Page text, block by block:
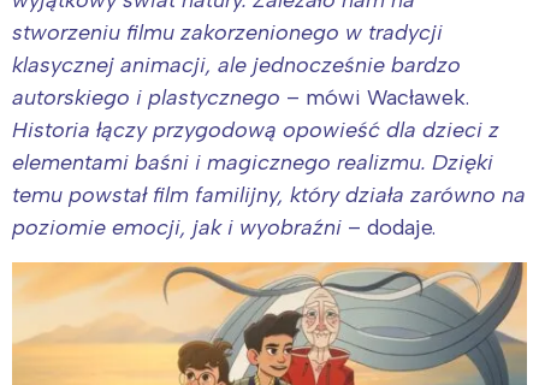
stworzeniu filmu zakorzenionego w tradycji
klasycznej animacji, ale jednocześnie bardzo
autorskiego i plastycznego – mówi Wacławek.
Historia łączy przygodową opowieść dla dzieci z
elementami baśni i magicznego realizmu. Dzięki
temu powstał film familijny, który działa zarówno na
poziomie emocji, jak i wyobraźni – dodaje.
Interesują mnie wydarzenia z
tego regionu:
Warszawa
Śląsk
Kraków